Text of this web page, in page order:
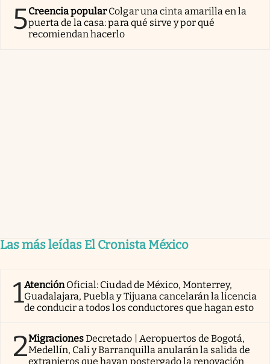
5Creencia popularColgar una cinta amarilla en la
puerta de la casa: para qué sirve y por qué
recomiendan hacerlo
Las más leídas El Cronista México
1AtenciónOficial: Ciudad de México, Monterrey,
Guadalajara, Puebla y Tijuana cancelarán la licencia
de conducir a todos los conductores que hagan esto
2MigracionesDecretado | Aeropuertos de Bogotá,
Medellín, Cali y Barranquilla anularán la salida de
extranjeros que hayan postergado la renovación